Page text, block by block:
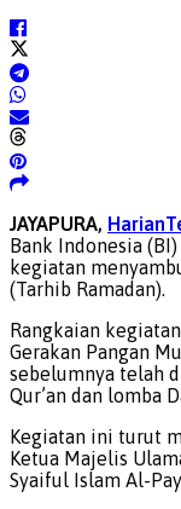
JAYAPURA,
Bank Indonesia
kegiatan
(Tarhib Ramadan).
Rangkaian
Gerakan Pangan
sebelumnya telah
Qur’an dan lomba
Kegiatan ini turut
Ketua Majelis
Syaiful Islam Al-